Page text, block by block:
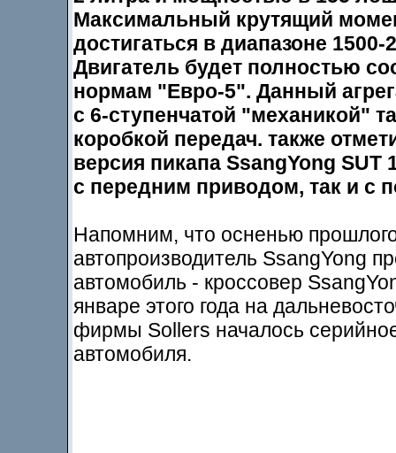
Максимальный крутящий
достигаться в диапазоне
Двигатель будет полностью
нормам "Евро-5". Данный
с 6-ступенчатой "механикой"
коробкой передач. также
версия пикапа SsangYong SUT
с передним приводом, так и с
Напомним, что осненью
автопроизводитель SsangYong
автомобиль - кроссовер
январе этого года на
фирмы Sollers началось
автомобиля.